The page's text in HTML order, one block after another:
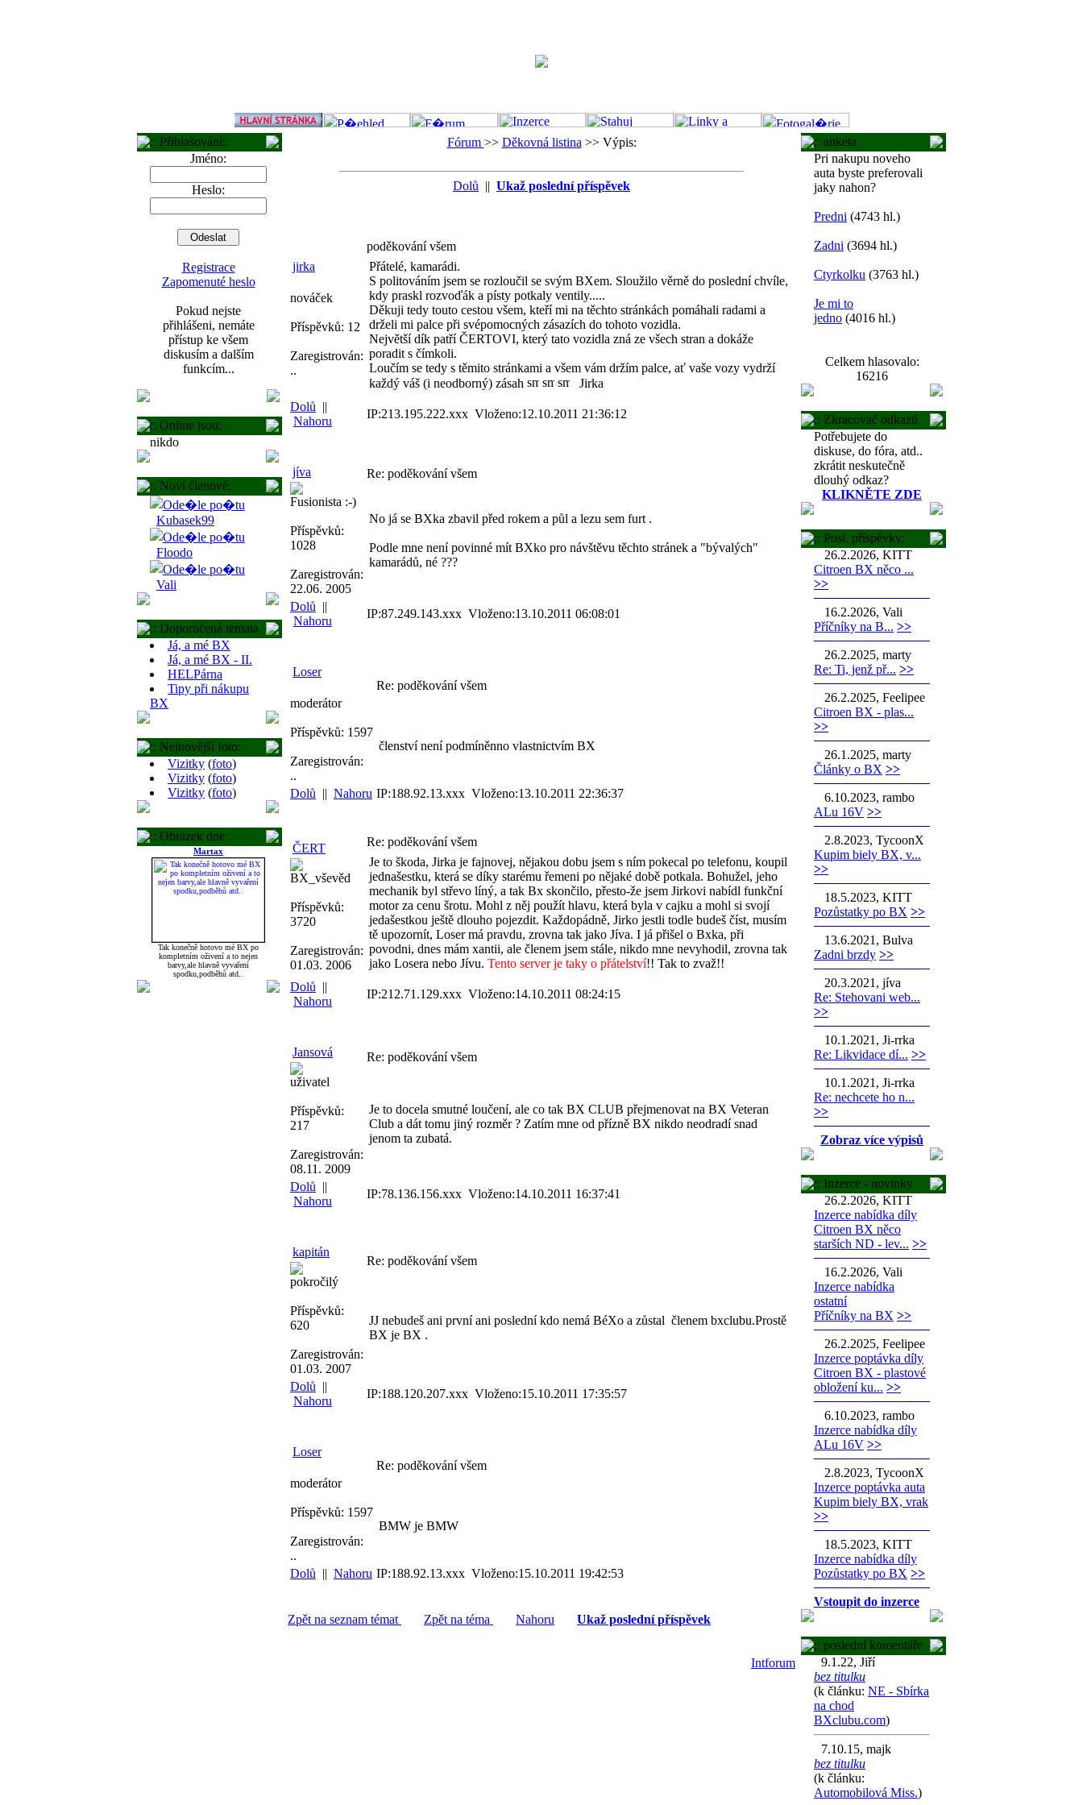
:: Přihlašování:
Jméno:
Heslo:
Registrace
Zapomenuté heslo
Pokud nejste
přihlášeni, nemáte
přístup ke všem
diskusím a dalším
funkcím...
:: Online jsou:
nikdo
:: Noví členové:
Kubasek99
Floodo
Vali
:: Doporučená témata
Já, a mé BX
Já, a mé BX - II.
HELPárna
Tipy při nákupu
BX
:: Nejnovější foto:
Vizitky (foto)
Vizitky (foto)
Vizitky (foto)
:: Obrázek dne
Martax
Tak konečně hotovo mé BX po
kompletním oživení a to nejen
barvy,ale hlavně vyvaření
spodku,podběhů atd..
Fórum >> Děkovná listina >> Výpis:
Dolů || Ukaž poslední příspěvek
jirka
nováček
Příspěvků: 12
Zaregistrován:
..
poděkování všem
Přátelé, kamarádi.
S politováním jsem se rozloučil se svým BXem. Sloužilo věrně do poslední chvíle,
kdy praskl rozvoďák a písty potkaly ventily.....
Děkuji tedy touto cestou všem, kteří mi na těchto stránkách pomáhali radami a
drželi mi palce při svépomocných zásazích do tohoto vozidla.
Největší dík patří ČERTOVI, který tato vozidla zná ze všech stran a dokáže
poradit s čímkoli.
Loučím se tedy s těmito stránkami a všem vám držím palce, ať vaše vozy vydrží
každý váš (i neodborný) zásah
Jirka
Dolů ||
Nahoru
IP:213.195.222.xxx Vloženo:12.10.2011 21:36:12
jíva
Fusionista :-)
Příspěvků:
1028
Zaregistrován:
22.06. 2005
Re: poděkování všem
No já se BXka zbavil před rokem a půl a lezu sem furt .
Podle mne není povinné mít BXko pro návštěvu těchto stránek a "bývalých"
kamarádů, né ???
Dolů ||
Nahoru
IP:87.249.143.xxx Vloženo:13.10.2011 06:08:01
Loser
moderátor
Příspěvků: 1597
Zaregistrován:
..
Re: poděkování všem
členství není podmíněnno vlastnictvím BX
Dolů || Nahoru IP:188.92.13.xxx Vloženo:13.10.2011 22:36:37
ČERT
BX_vševěd
Příspěvků:
3720
Zaregistrován:
01.03. 2006
Re: poděkování všem
Je to škoda, Jirka je fajnovej, nějakou dobu jsem s ním pokecal po telefonu, koupil
jednašestku, která se díky starému řemeni po nějaké době potkala. Bohužel, jeho
mechanik byl střevo líný, a tak Bx skončilo, přesto-že jsem Jirkovi nabídl funkční
motor za cenu šrotu. Mohl z něj použít hlavu, která byla v cajku a mohl si svojí
jedašestkou ještě dlouho pojezdit. Každopádně, Jirko jestli todle budeš číst, musím
tě upozornít, Loser má pravdu, zrovna tak jako Jíva. I já přišel o Bxka, při
povodni, dnes mám xantii, ale členem jsem stále, nikdo mne nevyhodil, zrovna tak
jako Losera nebo Jívu. Tento server je taky o přátelství!! Tak to zvaž!!
Dolů ||
Nahoru
IP:212.71.129.xxx Vloženo:14.10.2011 08:24:15
Jansová
uživatel
Příspěvků:
217
Zaregistrován:
08.11. 2009
Re: poděkování všem
Je to docela smutné loučení, ale co tak BX CLUB přejmenovat na BX Veteran
Club a dát tomu jiný rozměr ? Zatím mne od přízně BX nikdo neodradí snad
jenom ta zubatá.
Dolů ||
Nahoru
IP:78.136.156.xxx Vloženo:14.10.2011 16:37:41
kapitán
pokročilý
Příspěvků:
620
Zaregistrován:
01.03. 2007
Re: poděkování všem
JJ nebudeš ani první ani poslední kdo nemá BéXo a zůstal členem bxclubu.Prostě
BX je BX .
Dolů ||
Nahoru
IP:188.120.207.xxx Vloženo:15.10.2011 17:35:57
Loser
moderátor
Příspěvků: 1597
Zaregistrován:
..
Re: poděkování všem
BMW je BMW
Dolů || Nahoru IP:188.92.13.xxx Vloženo:15.10.2011 19:42:53
Zpět na seznam témat Zpět na téma Nahoru Ukaž poslední příspěvek
Intforum
:: anketa
Pri nakupu noveho
auta byste preferovali
jaky nahon?
Predni (4743 hl.)
Zadni (3694 hl.)
Ctyrkolku (3763 hl.)
Je mi to
jedno (4016 hl.)
Celkem hlasovalo:
16216
:: Zkracovač odkazů
Potřebujete do
diskuse, do fóra, atd..
zkrátit neskutečně
dlouhý odkaz?
KLIKNĚTE ZDE
:: Posl. příspěvky:
26.2.2026, KITT
Citroen BX něco ...
>>
16.2.2026, Vali
Příčníky na B... >>
26.2.2025, marty
Re: Ti, jenž př... >>
26.2.2025, Feelipee
Citroen BX - plas...
>>
26.1.2025, marty
Články o BX >>
6.10.2023, rambo
ALu 16V >>
2.8.2023, TycoonX
Kupim biely BX, v...
>>
18.5.2023, KITT
Pozůstatky po BX >>
13.6.2021, Bulva
Zadni brzdy >>
20.3.2021, jíva
Re: Stehovani web...
>>
10.1.2021, Ji-rrka
Re: Likvidace dí... >>
10.1.2021, Ji-rrka
Re: nechcete ho n...
>>
Zobraz více výpisů
:: Inzerce - novinky
26.2.2026, KITT
Inzerce nabídka díly
Citroen BX něco
starších ND - lev... >>
16.2.2026, Vali
Inzerce nabídka
ostatní
Příčníky na BX >>
26.2.2025, Feelipee
Inzerce poptávka díly
Citroen BX - plastové
obložení ku... >>
6.10.2023, rambo
Inzerce nabídka díly
ALu 16V >>
2.8.2023, TycoonX
Inzerce poptávka auta
Kupim biely BX, vrak
>>
18.5.2023, KITT
Inzerce nabídka díly
Pozůstatky po BX >>
Vstoupit do inzerce
:: poslední komentáře
9.1.22, Jiří
bez titulku
(k článku: NE - Sbírka
na chod
BXclubu.com)
7.10.15, majk
bez titulku
(k článku:
Automobilová Miss.)